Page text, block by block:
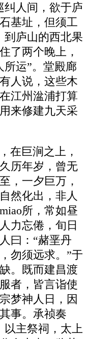
纠人间，欲于庐
基址，但须工
到庐山的西北果
了两个晚上，
所运”。堂殿廊
人说，这些木
江州湓浦打算
来修建九天采
在巨涧之上，
历年岁，曾无
，一夕巨万，
然化出，非人
所，常如昼
力忘倦，旬日
曰：“赭垩丹
勿须远求。”于
。既而建昌渡
者，皆言诣使
梦神人日，因
事。承祯奏
以主祭祠，太上